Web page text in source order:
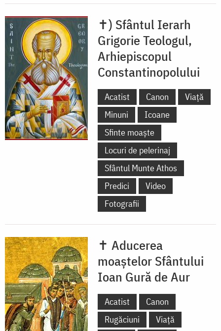
Catedrala
Sfantul
Gheorghe,
Patriarhia
Ecumenica
de
Constantinopol
(actualul
✝) Sfântul Ierarh
Grigorie Teologul,
Arhiepiscopul
Constantinopolului
Acatist Canon
Viață
Minuni
Icoane
Sfinte moaște
Locuri de pelerinaj
Sfântul Munte Athos
Predici
Video
Fotografii
✝ Aducerea
moaștelor Sfântului
Ioan Gură de Aur
Acatist
Canon
Rugăciuni
Viață